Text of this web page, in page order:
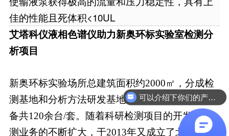
佳的性能且死体积<10UL
艾塔科仪液相色谱仪助力新奥环标实验室检测分
析项目
新奥环标实验场所总建筑面积约2000㎡，分成检
测基地和分析方法研发基地，配备先进的仪器设
备共120余台/套。随着科研检测项目的开发及检
测业务的不断扩大，于2013年又成立了北京新奥
可以介绍下你们的产品么